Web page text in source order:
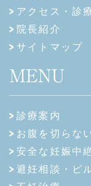
アクセス・診
院長紹介
サイトマップ
MENU
診療案内
お腹を切らな
安全な妊娠中
避妊相談・ピ